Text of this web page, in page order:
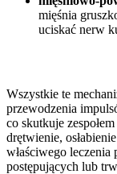
mięśnia
uciskać nerw
Wszystkie te
przewodzenia
co skutkuje
drętwienie,
właściwego leczenia
postępujących lub